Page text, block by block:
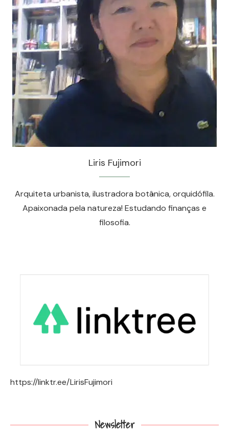
Liris Fujimori
Arquiteta urbanista, ilustradora botânica, orquidófila.
Apaixonada pela natureza! Estudando finanças e
filosofia.
https://linktr.ee/LirisFujimori
Newsletter